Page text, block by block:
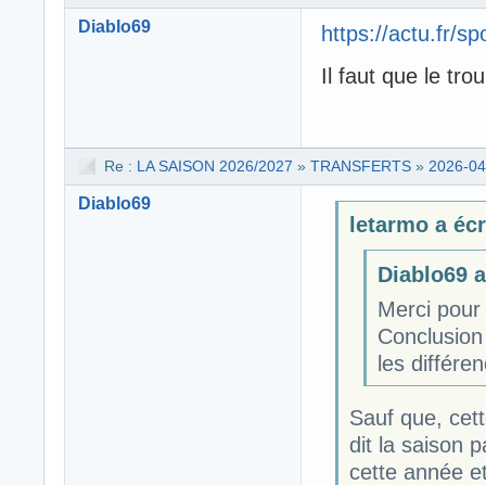
Diablo69
https://actu.fr/
Il faut que le
Re : LA SAISON 2026/2027 » TRANSFERTS » 2026-
Diablo69
letarmo a
Diablo69
Merci pour
les
Sauf que,
dit la saison
cette année